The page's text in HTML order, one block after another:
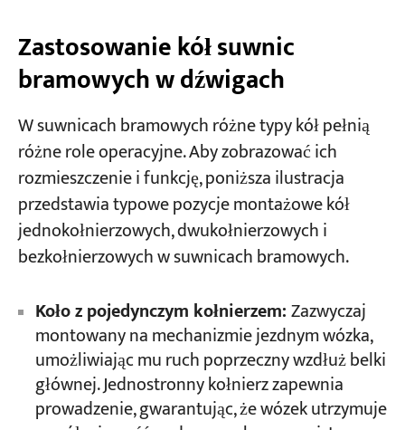
Zastosowanie kół suwnic
bramowych w dźwigach
W suwnicach bramowych różne typy kół pełnią
różne role operacyjne. Aby zobrazować ich
rozmieszczenie i funkcję, poniższa ilustracja
przedstawia typowe pozycje montażowe kół
jednokołnierzowych, dwukołnierzowych i
bezkołnierzowych w suwnicach bramowych.
Koło z pojedynczym kołnierzem:Zazwyczaj
montowany na mechanizmie jezdnym wózka,
umożliwiając mu ruch poprzeczny wzdłuż belki
głównej. Jednostronny kołnierz zapewnia
prowadzenie, gwarantując, że wózek utrzymuje